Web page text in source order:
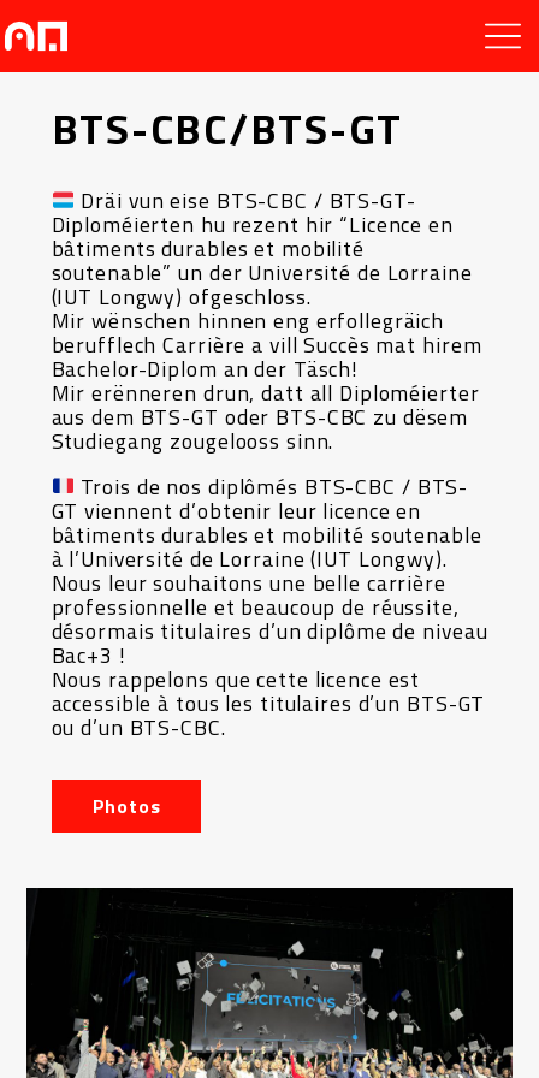
BTS-CBC/BTS-GT
Dräi vun eise BTS-CBC / BTS-GT-
Diploméierten hu rezent hir “Licence en
bâtiments durables et mobilité
soutenable” un der Université de Lorraine
(IUT Longwy) ofgeschloss.
Mir wënschen hinnen eng erfollegräich
berufflech Carrière a vill Succès mat hirem
Bachelor-Diplom an der Täsch!
Mir erënneren drun, datt all Diploméierter
aus dem BTS-GT oder BTS-CBC zu dësem
Studiegang zougelooss sinn.
Trois de nos diplômés BTS-CBC / BTS-
GT viennent d’obtenir leur licence en
bâtiments durables et mobilité soutenable
à l’Université de Lorraine (IUT Longwy).
Nous leur souhaitons une belle carrière
professionnelle et beaucoup de réussite,
désormais titulaires d’un diplôme de niveau
Bac+3 !
Nous rappelons que cette licence est
accessible à tous les titulaires d’un BTS-GT
ou d’un BTS-CBC.
Photos